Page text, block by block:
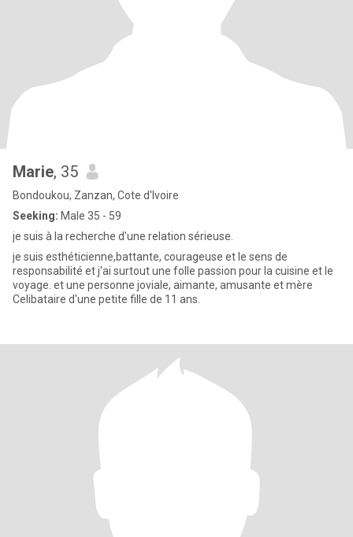
Marie, 35
Bondoukou, Zanzan, Cote d'Ivoire
Seeking: Male 35 - 59
je suis à la recherche d'une relation sérieuse.
je suis esthéticienne,battante, courageuse et le sens de
responsabilité et j'ai surtout une folle passion pour la cuisine et le
voyage. et une personne joviale, aimante, amusante et mère
Celibataire d'une petite fille de 11 ans.